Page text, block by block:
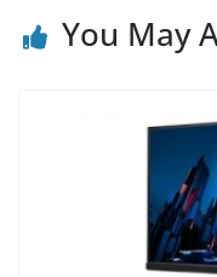
You May